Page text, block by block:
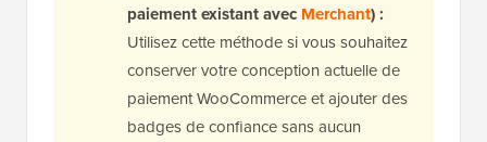
paiement existant avec Merchant) :
Utilisez cette méthode si vous souhaitez
conserver votre conception actuelle de
paiement WooCommerce et ajouter des
badges de confiance sans aucun